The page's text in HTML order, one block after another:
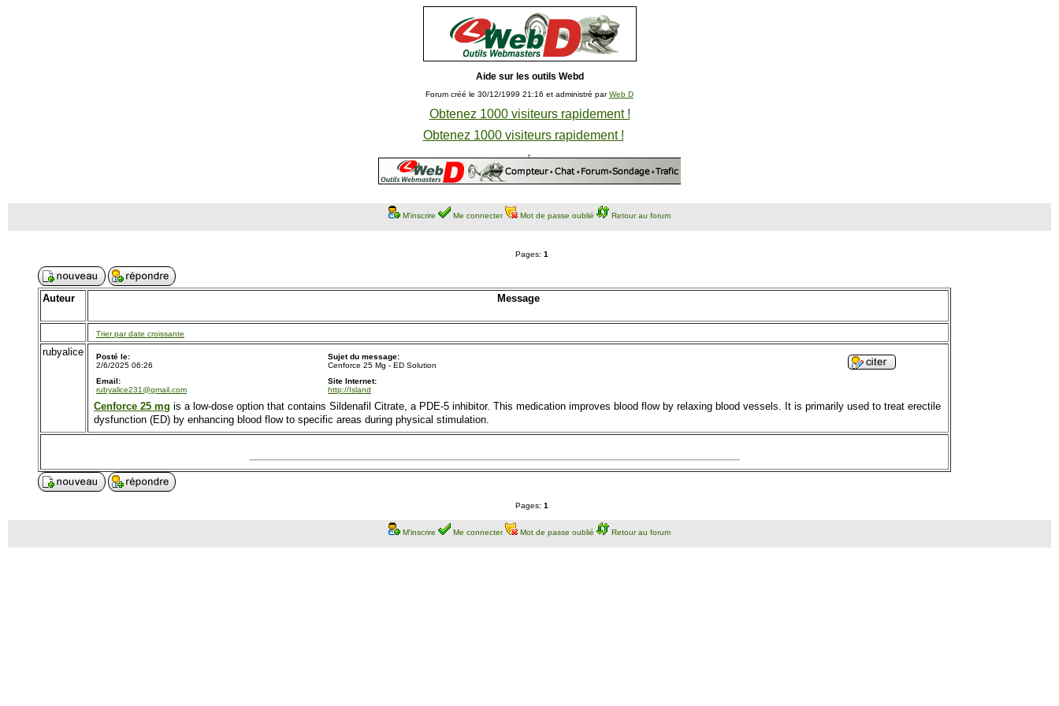
Aide sur les outils Webd
Forum créé le 30/12/1999 21:16 et administré parWeb D
Obtenez 1000 visiteurs rapidement !
Obtenez 1000 visiteurs rapidement !
M'inscrire Me connecter Mot de passe oublié Retour au forum
Pages: 1
Auteur Message
Trier par date croissante
rubyalice
Posté le:
2/6/2025 06:26
Sujet du message:
Cenforce 25 Mg - ED Solution
Email:
rubyalice231@gmail.com
Site Internet:
http://Island
Cenforce 25 mg is a low-dose option that contains Sildenafil Citrate, a PDE-5 inhibitor. This medication improves blood flow by relaxing blood vessels. It is primarily used to treat erectile
dysfunction (ED) by enhancing blood flow to specific areas during physical stimulation.
Pages: 1
M'inscrire Me connecter Mot de passe oublié Retour au forum